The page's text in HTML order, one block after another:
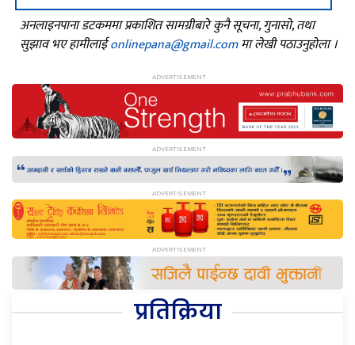
अनलाइनपाना डटकममा प्रकाशित सामग्रीबारे कुनै सूचना, गुनासो, तथा
सुझाव भए हामीलाईonlinepana@gmail.comमा लेखी पठाउनुहोला ।
प्रतिक्रिया